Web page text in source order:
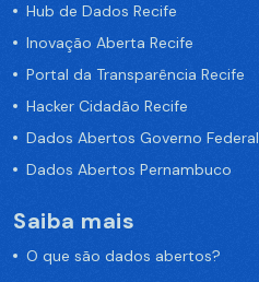
Hub de Dados Recife
Inovação Aberta Recife
Portal da Transparência Recife
Hacker Cidadão Recife
Dados Abertos Governo Federal
Dados Abertos Pernambuco
Saiba mais
O que são dados abertos?